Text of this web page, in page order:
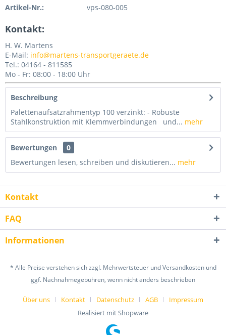
Artikel-Nr.: vps-080-005
Kontakt:
H. W. Martens
E-Mail: info@martens-transportgeraete.de
Tel.: 04164 - 811585
Mo - Fr: 08:00 - 18:00 Uhr
Beschreibung
Palettenaufsatzrahmentyp 100 verzinkt: - Robuste
Stahlkonstruktion mit Klemmverbindungen und... mehr
Bewertungen
0
Bewertungen lesen, schreiben und diskutieren... mehr
Kontakt
FAQ
Informationen
* Alle Preise verstehen sich zzgl. Mehrwertsteuer und Versandkosten und
ggf. Nachnahmegebühren, wenn nicht anders beschrieben
Über uns Kontakt Datenschutz AGB
Impressum
Realisiert mit Shopware